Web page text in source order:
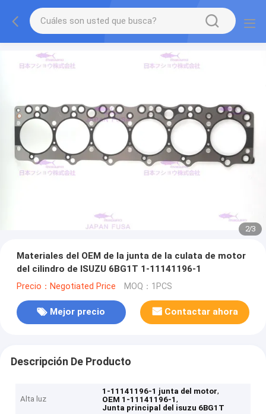
2/3
Materiales del OEM de la junta de la culata de motor
del cilindro de ISUZU 6BG1T 1-11141196-1
Precio：Negotiated Price MOQ：1PCS
Mejor precio Contactar ahora
Descripción De Producto
Alta luz
1-11141196-1 junta del motor,
OEM 1-11141196-1,
Junta principal del isuzu 6BG1T